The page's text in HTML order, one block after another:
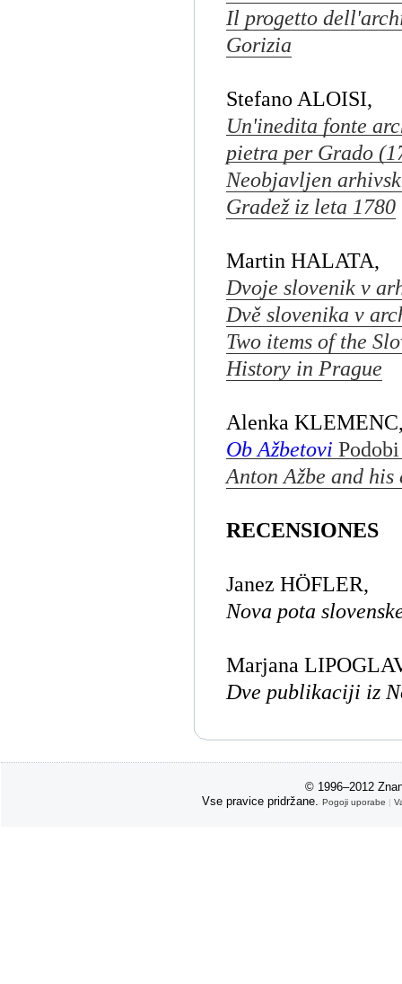
Il progetto
Gorizia
Stefano ALOISI,
Un'inedita fonte
pietra per Grado
Neobjavljen
Gradež iz leta 1780
Martin HALATA,
Dvoje slovenik v
Dvě slovenika v
Two items of the
History in Prague
Alenka
Ob Ažbetovi
Anton Ažbe and
RECENSIONES
Janez HÖFLER,
Nova pota
Marjana
Dve publikaciji iz
© 1996–2012
Vse pravice pridržane. Pogoji uporabe |